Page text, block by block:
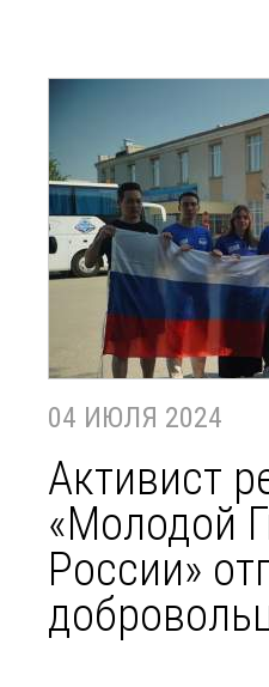
04 ИЮЛЯ 2024
Активист
«Молодой
России»